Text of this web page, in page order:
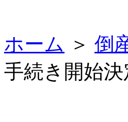
ホーム ＞ 倒
手続き開始決